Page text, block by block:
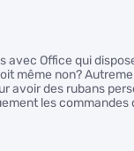
avec Office qui
même non?
avoir des rubans
les commandes